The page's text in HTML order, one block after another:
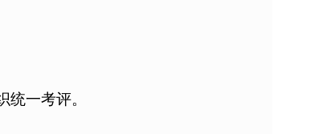
一考评。